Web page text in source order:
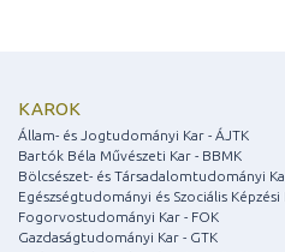
KAROK
Állam- és Jogtudományi Kar - ÁJTK
Bartók Béla Művészeti Kar - BBMK
Bölcsészet- és Társadalomtudományi
Egészségtudományi és Szociális Képzési
Fogorvostudományi Kar - FOK
Gazdaságtudományi Kar - GTK